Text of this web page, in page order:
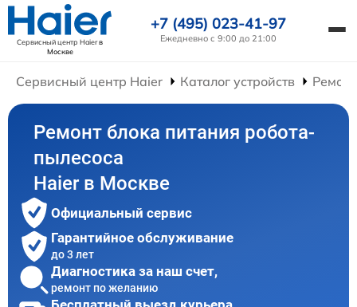
Сервисный центр Haierв
Москве
+7 (495) 023-41-97
Ежедневно с 9:00 до 21:00
Сервисный центр Haier Каталог устройств
Ремонт блока питания робота-
пылесоса
Haier в Москве
Официальный сервис
Гарантийное обслуживание
до 3 лет
Диагностика за наш счет,
ремонт по желанию